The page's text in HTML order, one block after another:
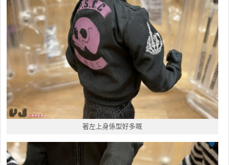
著左上身係型好多嘅